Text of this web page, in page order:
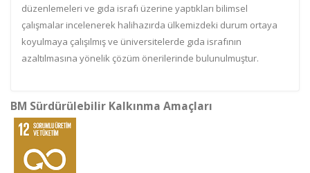
düzenlemeleri ve gıda israfı üzerine yaptıkları bilimsel
çalışmalar incelenerek halihazırda ülkemizdeki durum ortaya
koyulmaya çalışılmış ve üniversitelerde gıda israfının
azaltılmasına yönelik çözüm önerilerinde bulunulmuştur.
BM Sürdürülebilir Kalkınma Amaçları